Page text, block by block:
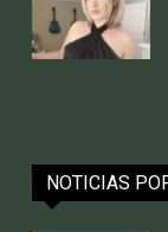
NOTICIAS